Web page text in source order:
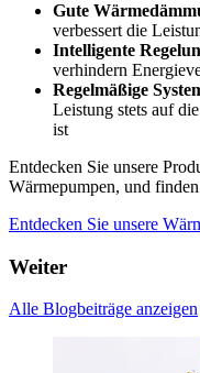
Gute
verbessert die
Intelligente
verhindern
Regelmäßige
Leistung stets auf
ist
Entdecken Sie unsere
Wärmepumpen, und
Entdecken Sie unsere
Weiter
Alle Blogbeiträge anzeigen